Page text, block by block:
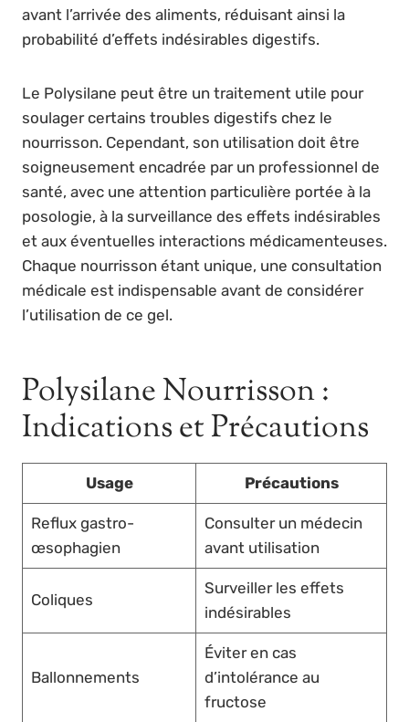
avant l’arrivée des aliments, réduisant ainsi la
probabilité d’effets indésirables digestifs.
Le Polysilane peut être un traitement utile pour
soulager certains troubles digestifs chez le
nourrisson. Cependant, son utilisation doit être
soigneusement encadrée par un professionnel de
santé, avec une attention particulière portée à la
posologie, à la surveillance des effets indésirables
et aux éventuelles interactions médicamenteuses.
Chaque nourrisson étant unique, une consultation
médicale est indispensable avant de considérer
l’utilisation de ce gel.
Polysilane Nourrisson :
Indications et Précautions
Usage Précautions
Reflux gastro-
œsophagien
Consulter un médecin
avant utilisation
Coliques
Surveiller les effets
indésirables
Ballonnements
Éviter en cas
d’intolérance au
fructose